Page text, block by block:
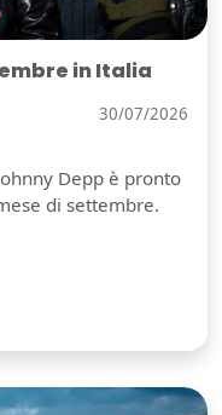
in Italia
30/07/2026
Depp è pronto
di settembre.